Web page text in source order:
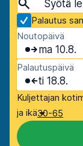
Palautus
Noutopäivä
ma 10.8.
Palautuspäivä
ti 18.8.
Kuljettajan
ja ikä30-65